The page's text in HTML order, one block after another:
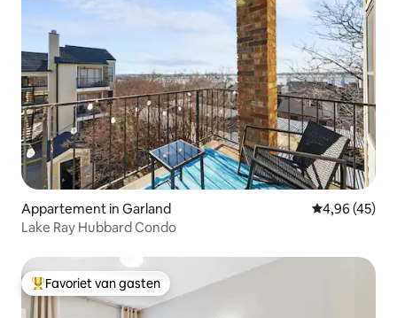
Appartement in Garland Gemiddelde
4,96 (45)
Lake Ray Hubbard Condo
Topfavoriet van gasten
Favoriet van gasten